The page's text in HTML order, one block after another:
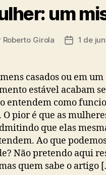
um
Roberto Girola
Data1 de
casados ou em um
estável acabam
entendem como
pior é que as
que elas
Ao que
Não pretendo aqui
quem sabe o artigo